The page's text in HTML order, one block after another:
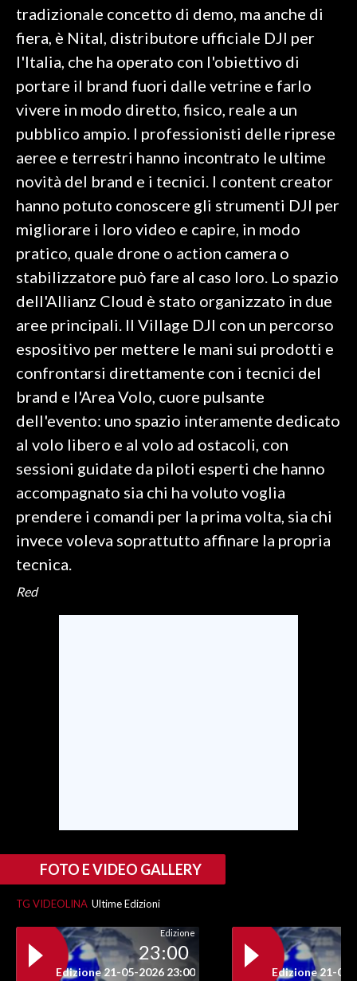
SALUTE
SARDEGNA TURISMO
SARDI NEL MONDO
NOTIZIE
EVENTI
3 MINUTI CON
INSULARITÀ
INFO AZIENDE
ANNUNCI
NECROLOGI
tradizionale concetto di demo, ma anche di
fiera, è Nital, distributore ufficiale DJI per
l'Italia, che ha operato con l'obiettivo di
portare il brand fuori dalle vetrine e farlo
vivere in modo diretto, fisico, reale a un
pubblico ampio. I professionisti delle riprese
aeree e terrestri hanno incontrato le ultime
novità del brand e i tecnici. I content creator
hanno potuto conoscere gli strumenti DJI per
migliorare i loro video e capire, in modo
pratico, quale drone o action camera o
stabilizzatore può fare al caso loro. Lo spazio
dell'Allianz Cloud è stato organizzato in due
aree principali. Il Village DJI con un percorso
espositivo per mettere le mani sui prodotti e
confrontarsi direttamente con i tecnici del
brand e l'Area Volo, cuore pulsante
dell'evento: uno spazio interamente dedicato
al volo libero e al volo ad ostacoli, con
sessioni guidate da piloti esperti che hanno
accompagnato sia chi ha voluto voglia
prendere i comandi per la prima volta, sia chi
invece voleva soprattutto affinare la propria
tecnica.
Red
FOTO E VIDEO GALLERY
TG VIDEOLINA Ultime Edizioni
Edizione
23:00
Edizione 21-05-2026 23:00 Edizione 21-05-